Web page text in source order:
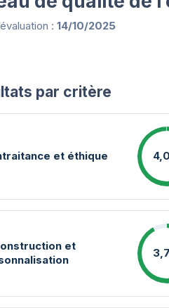
: 14/10/2025
par critère
et éthique
et